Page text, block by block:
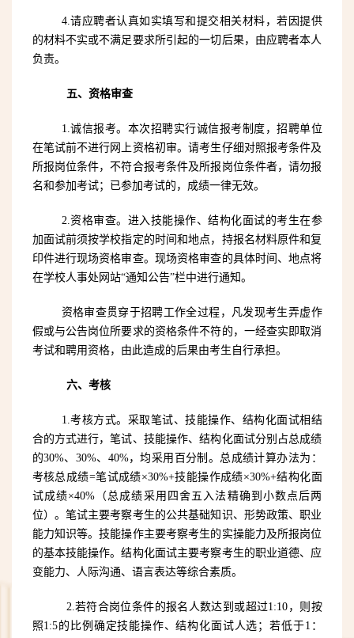
4.请应聘者认真如实填写和提交相关材料，若因提供
的材料不实或不满足要求所引起的一切后果，由应聘者本人
负责。
五、资格审查
1.诚信报考。本次招聘实行诚信报考制度，招聘单位
在笔试前不进行网上资格初审。请考生仔细对照报考条件及
所报岗位条件，不符合报考条件及所报岗位条件者，请勿报
名和参加考试；已参加考试的，成绩一律无效。
2.资格审查。进入技能操作、结构化面试的考生在参
加面试前须按学校指定的时间和地点，持报名材料原件和复
印件进行现场资格审查。现场资格审查的具体时间、地点将
在学校人事处网站“通知公告”栏中进行通知。
资格审查贯穿于招聘工作全过程，凡发现考生弄虚作
假或与公告岗位所要求的资格条件不符的，一经查实即取消
考试和聘用资格，由此造成的后果由考生自行承担。
六、考核
1.考核方式。 采取笔试、技能操作、结构化面试相结
合的方式进行，笔试、技能操作、结构化面试分别占总成绩
的30%、30%、40%，均采用百分制。总成绩计算办法为：
考核总成绩=笔试成绩×30%+技能操作成绩×30%+结构化面
试成绩×40%（总成绩采用四舍五入法精确到小数点后两
位）。笔试主要考察考生的公共基础知识、形势政策、职业
能力知识等。技能操作主要考察考生的实操能力及所报岗位
的基本技能操作。结构化面试主要考察考生的职业道德、应
变能力、人际沟通、语言表达等综合素质。
2.若符合岗位条件的报名人数达到或超过1:10，则按
照1:5的比例确定技能操作、结构化面试人选；若低于1：